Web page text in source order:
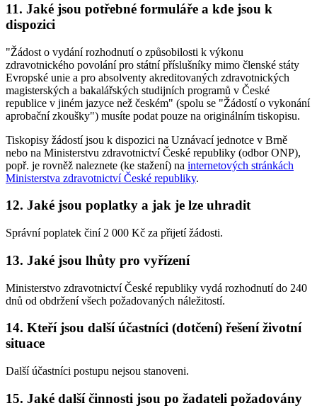
11. Jaké jsou potřebné formuláře a kde jsou k
dispozici
"Žádost o vydání rozhodnutí o způsobilosti k výkonu
zdravotnického povolání pro státní příslušníky mimo členské státy
Evropské unie a pro absolventy akreditovaných zdravotnických
magisterských a bakalářských studijních programů v České
republice v jiném jazyce než českém" (spolu se "Žádostí o vykonání
aprobační zkoušky") musíte podat pouze na originálním tiskopisu.
Tiskopisy žádostí jsou k dispozici na Uznávací jednotce v Brně
nebo na Ministerstvu zdravotnictví České republiky (odbor ONP),
popř. je rovněž naleznete (ke stažení) na internetových stránkách
Ministerstva zdravotnictví České republiky.
12. Jaké jsou poplatky a jak je lze uhradit
Správní poplatek činí 2 000 Kč za přijetí žádosti.
13. Jaké jsou lhůty pro vyřízení
Ministerstvo zdravotnictví České republiky vydá rozhodnutí do 240
dnů od obdržení všech požadovaných náležitostí.
14. Kteří jsou další účastníci (dotčení) řešení životní
situace
Další účastníci postupu nejsou stanoveni.
15. Jaké další činnosti jsou po žadateli požadovány